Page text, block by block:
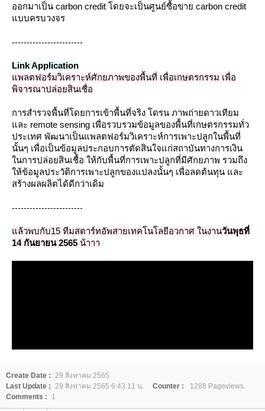
ออกมาเป็น carbon credit โดยจะเป็นศูนย์ซื้อขาย carbon credit
บบครบวงจร
------------------------
Link Application
พลตฟอร์มวิเคราะห์ศักยภาพของพื้นที่ เพื่อเกษตรกรรม เพื่อ
พิจารณาปล่อยสินเชื่อ
การสำรวจพื้นที่โดยการเข้าพื้นที่จริง โดรน ภาพถ่ายดาวเทียม
ละ remote sensing เพื่อรวบรวมข้อมูลของพื้นที่เกษตรกรรมทั่ว
ประเทศ พัฒนาเป็นแพลตฟอร์มวิเคราะห์การเพาะปลูกในพื้นที่
นั้นๆ เพื่อเป็นข้อมูลประกอบการตัดสินใจแก่สถาบันทางการเงิน
นการปล่อยสินเชื้อ ให้กับพื้นที่การเพาะปลูกที่มีศักยภาพ รวมถึง
ห้ข้อมูลประวัติการเพาะปลูกของแปลงนั้นๆ เพื่อลดต้นทุน และ
สร้างผลผลิตได้ดีกว่าเดิม
------------------------
ล้วพบกับ15 ทีมสตาร์ทอัพสายเทคโนโลยีอวกาศ ในงานวันพุธที่
14 กันยายน 2565 น้าาา
Create Date : 29 สิงหาคม 2565
Last Update : 29 สิงหาคม 2565 6:43:11 น. Counter :
1288 Pageviews.
Comments :
1